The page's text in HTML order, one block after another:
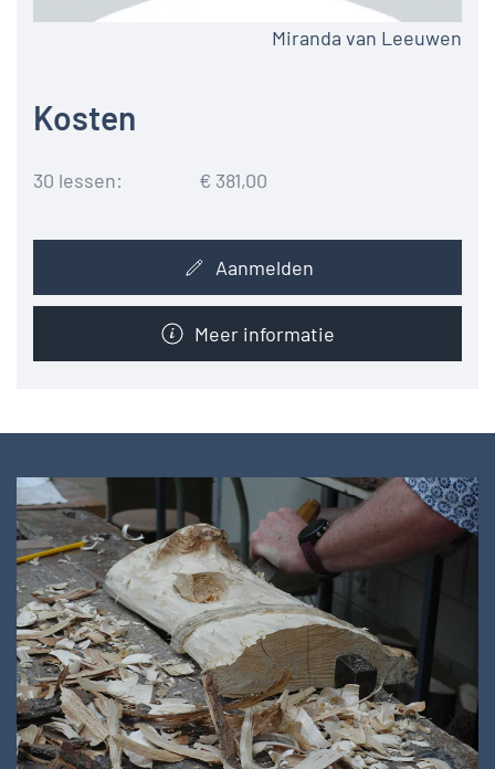
Miranda van Leeuwen
Kosten
30 lessen: € 381,00
Aanmelden
Meer informatie